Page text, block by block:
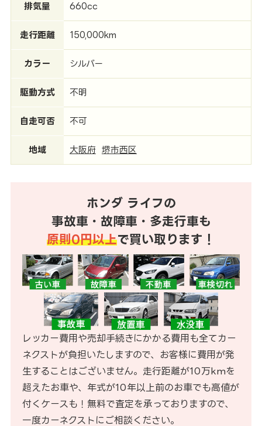
排気量 660cc
走行距離 150,000km
カラー シルバー
駆動方式 不明
自走可否 不可
地域 大阪府 堺市西区
ホンダ ライフの
事故車・故障車・多走行車も
原則0円以上で買い取ります！
レッカー費用や売却手続きにかかる費用も全てカー
ネクストが負担いたしますので、お客様に費用が発
生することはございません。走行距離が10万kmを
超えたお車や、年式が10年以上前のお車でも高値が
付くケースも！無料で査定を承っておりますので、
一度カーネクストにご相談ください。